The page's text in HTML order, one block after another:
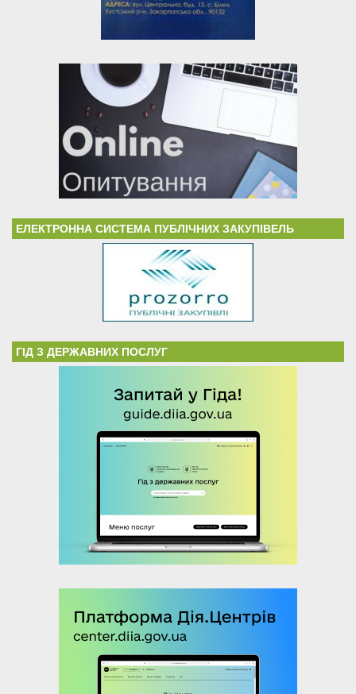
ЕЛЕКТРОННА СИСТЕМА ПУБЛІЧНИХ ЗАКУПІВЕЛЬ
ГІД З ДЕРЖАВНИХ ПОСЛУГ